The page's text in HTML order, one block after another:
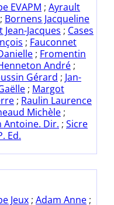
EVAPM ; Ayrault
; Bornens Jacqueline
Jean-Jacques ; Cases
; Fauconnet
; Fromentin
André ;
Gérard ; Jan-
; Margot
; Raulin Laurence
Michèle ;
Antoine. Dir. ; Sicre
Ed.
Jeux ; Adam Anne ;